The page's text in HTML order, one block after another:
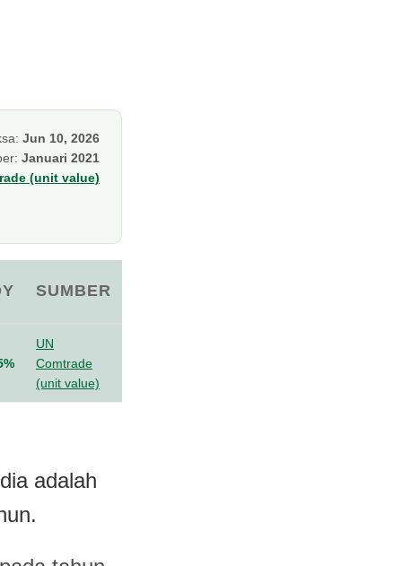
Jun 10, 2026
Januari 2021
(unit value)
SUMBER
UN
Comtrade
(unit value)
adalah